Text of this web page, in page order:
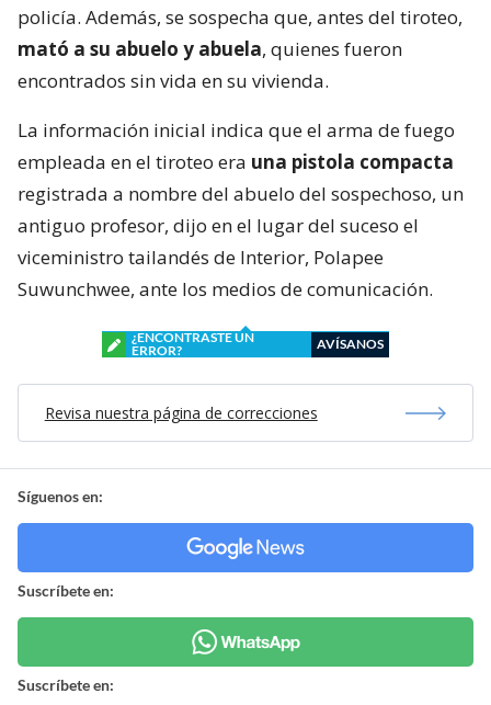
policía. Además, se sospecha que, antes del tiroteo,
mató a su abuelo y abuela, quienes fueron
encontrados sin vida en su vivienda.
La información inicial indica que el arma de fuego
empleada en el tiroteo era una pistola compacta
registrada a nombre del abuelo del sospechoso, un
antiguo profesor, dijo en el lugar del suceso el
viceministro tailandés de Interior, Polapee
Suwunchwee, ante los medios de comunicación.
¿ENCONTRASTE UN
ERROR?
AVÍSANOS
Revisa nuestra página de correcciones
Síguenos en:
Suscríbete en:
Suscríbete en: